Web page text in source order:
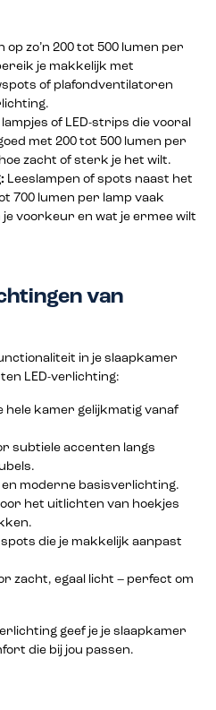
op zo’n 200 tot 500 lumen per
je makkelijk met
of plafondventilatoren
of LED-strips die vooral
met 200 tot 500 lumen per
zacht of sterk je het wilt.
Leeslampen of spots naast het
700 lumen per lamp vaak
je voorkeur en wat je ermee wilt
van
in je slaapkamer
LED-verlichting:
hele kamer gelijkmatig vanaf
subtiele accenten langs
moderne basisverlichting.
het uitlichten van hoekjes
die je makkelijk aanpast
zacht, egaal licht – perfect om
geef je je slaapkamer
die bij jou passen.